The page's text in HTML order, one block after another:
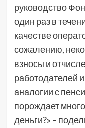
руководство
один раз в
качестве
сожалению,
взносы и
работодателей
аналогии с
порождает
деньги?» –